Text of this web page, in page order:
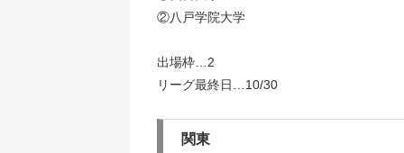
②八戸学院大学
出場枠…2
リーグ最終日…10/30
関東